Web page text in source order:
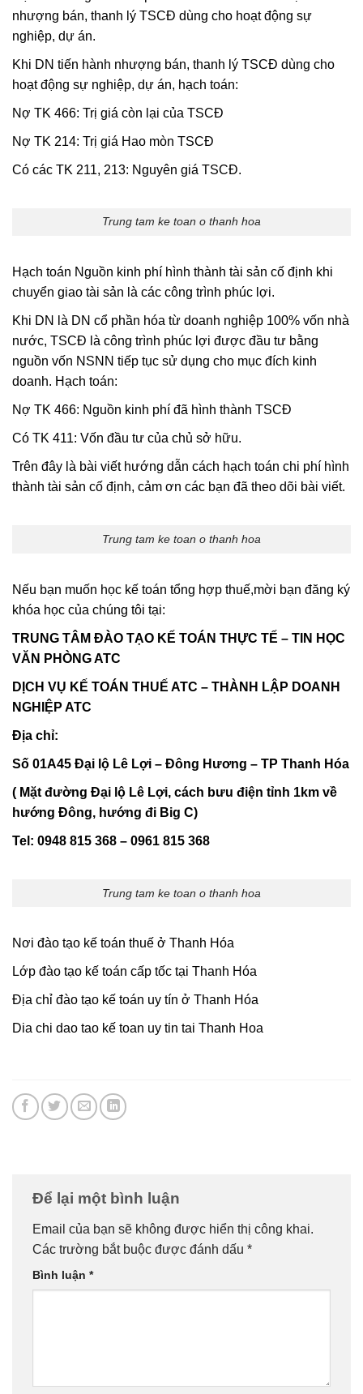
nhượng bán, thanh lý TSCĐ dùng cho hoạt động sự
nghiệp, dự án.
Khi DN tiến hành nhượng bán, thanh lý TSCĐ dùng cho
hoạt động sự nghiệp, dự án, hạch toán:
Nợ TK 466: Trị giá còn lại của TSCĐ
Nợ TK 214: Trị giá Hao mòn TSCĐ
Có các TK 211, 213: Nguyên giá TSCĐ.
Trung tam ke toan o thanh hoa
Hạch toán Nguồn kinh phí hình thành tài sản cố định khi
chuyển giao tài sản là các công trình phúc lợi.
Khi DN là DN cổ phần hóa từ doanh nghiệp 100% vốn nhà
nước, TSCĐ là công trình phúc lợi được đầu tư bằng
nguồn vốn NSNN tiếp tục sử dụng cho mục đích kinh
doanh. Hạch toán:
Nợ TK 466: Nguồn kinh phí đã hình thành TSCĐ
Có TK 411: Vốn đầu tư của chủ sở hữu.
Trên đây là bài viết hướng dẫn cách hạch toán chi phí hình
thành tài sản cố định, cảm ơn các bạn đã theo dõi bài viết.
Trung tam ke toan o thanh hoa
Nếu bạn muốn học kế toán tổng hợp thuế,mời bạn đăng ký
khóa học của chúng tôi tại:
TRUNG TÂM ĐÀO TẠO KẾ TOÁN THỰC TẾ – TIN HỌC
VĂN PHÒNG ATC
DỊCH VỤ KẾ TOÁN THUẾ ATC – THÀNH LẬP DOANH
NGHIỆP ATC
Địa chỉ:
Số 01A45 Đại lộ Lê Lợi – Đông Hương – TP Thanh Hóa
( Mặt đường Đại lộ Lê Lợi, cách bưu điện tỉnh 1km về
hướng Đông, hướng đi Big C)
Tel: 0948 815 368 – 0961 815 368
Trung tam ke toan o thanh hoa
Nơi đào tạo kế toán thuế ở Thanh Hóa
Lớp đào tạo kế toán cấp tốc tại Thanh Hóa
Địa chỉ đào tạo kế toán uy tín ở Thanh Hóa
Dia chi dao tao kế toan uy tin tai Thanh Hoa
Để lại một bình luận
Email của bạn sẽ không được hiển thị công khai.
Các trường bắt buộc được đánh dấu *
Bình luận *